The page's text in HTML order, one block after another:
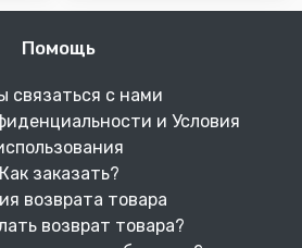
Помощь
связаться с нами
и Условия
Как заказать?
возврата товара
возврат товара?